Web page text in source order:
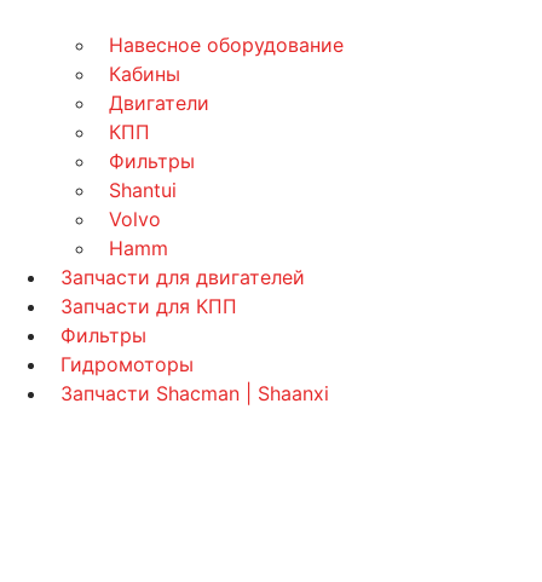
Навесное оборудование
Кабины
Двигатели
КПП
Фильтры
Shantui
Volvo
Hamm
Запчасти для двигателей
Запчасти для КПП
Фильтры
Гидромоторы
Запчасти Shacman | Shaanxi